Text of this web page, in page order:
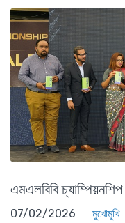
এমএলবিবি
07/02/2026 মুখোমুখি